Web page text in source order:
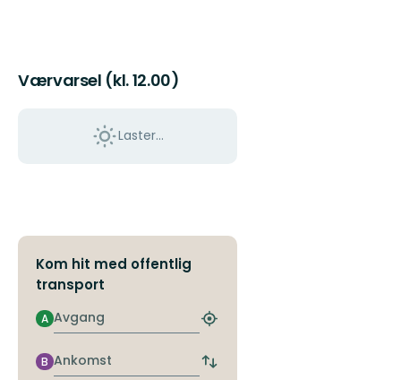
Værvarsel (kl. 12.00)
Laster…
Kom hit med offentlig
transport
Avgang
A
Finn
holdeplass
Ankomst
B
Bytt